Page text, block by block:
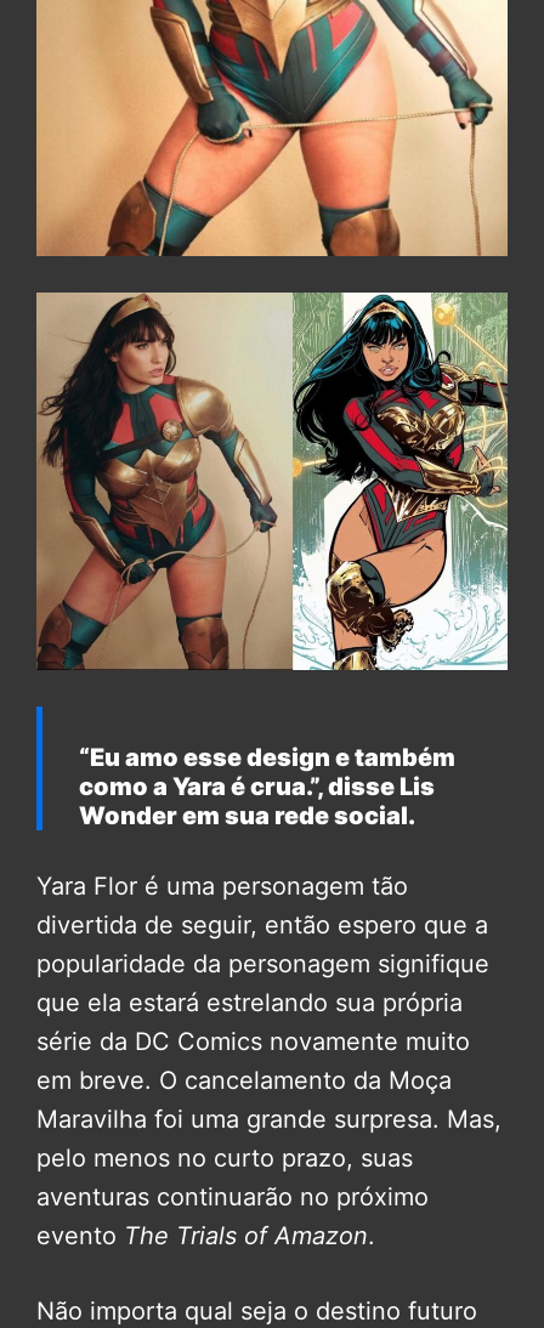
“Eu amo esse design e também
como a Yara é crua.”, disse Lis
Wonder em sua rede social.
Yara Flor é uma personagem tão
divertida de seguir, então espero que a
popularidade da personagem signifique
que ela estará estrelando sua própria
série da DC Comics novamente muito
em breve. O cancelamento da Moça
Maravilha foi uma grande surpresa. Mas,
pelo menos no curto prazo, suas
aventuras continuarão no próximo
evento The Trials of Amazon.
Não importa qual seja o destino futuro